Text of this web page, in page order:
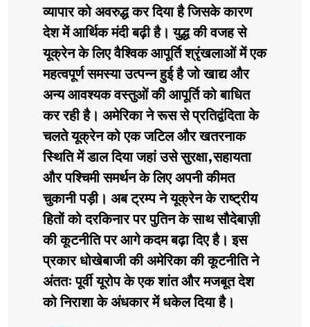
व्यापार को अवरुद्ध कर दिया है जिसके कारण
देश में आर्थिक मंदी बढ़ी है। युद्ध की वजह से
यूक्रेन के लिए वैश्विक आपूर्ति श्रृंखलाओं में एक
महत्वपूर्ण समस्या उत्पन्न हुई है जो खाद्य और
अन्य आवश्यक वस्तुओं की आपूर्ति को बाधित
कर रही है। अमेरिका ने रूस से प्रतिद्वंदिता के
चलते यूक्रेन को एक जटिल और खतरनाक
स्थिति में डाल दिया जहां उसे सुरक्षा,सहायता
और पश्चिमी समर्थन के लिए अपनी कीमत
चुकानी पड़ी। अब ट्रम्प ने यूक्रेन के राष्ट्रीय
हितों को दरकिनार पर पुतिन के साथ सौदेबाज़ी
की कूटनीति पर आगे कदम बढ़ा दिए है। इस
प्रकार धोखेबाजी की अमेरिका की कूटनीति ने
अंततः पूर्वी यूरोप के एक शांत और मजबूत देश
को निराशा के अंधकार में धकेल दिया है।